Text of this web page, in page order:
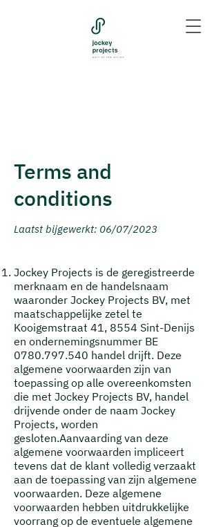
Terms and
conditions
Laatst bijgewerkt: 06/07/2023
Jockey Projects is de geregistreerde
merknaam en de handelsnaam
waaronder Jockey Projects BV, met
maatschappelijke zetel te
Kooigemstraat 41, 8554 Sint-Denijs
en ondernemingsnummer BE
0780.797.540 handel drijft. Deze
algemene voorwaarden zijn van
toepassing op alle overeenkomsten
die met Jockey Projects BV, handel
drijvende onder de naam Jockey
Projects, worden
gesloten.Aanvaarding van deze
algemene voorwaarden impliceert
tevens dat de klant volledig verzaakt
aan de toepassing van zijn algemene
voorwaarden. Deze algemene
voorwaarden hebben uitdrukkelijke
voorrang op de eventuele algemene